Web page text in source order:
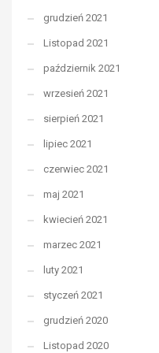
grudzień 2021
Listopad 2021
październik 2021
wrzesień 2021
sierpień 2021
lipiec 2021
czerwiec 2021
maj 2021
kwiecień 2021
marzec 2021
luty 2021
styczeń 2021
grudzień 2020
Listopad 2020